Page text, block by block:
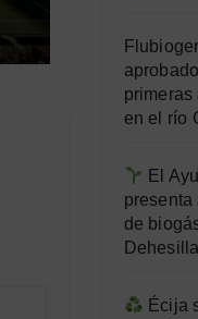
en el río
El
de
Écija